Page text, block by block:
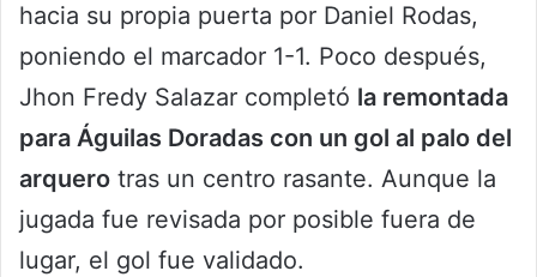
hacia su propia puerta por Daniel Rodas,
poniendo el marcador 1-1. Poco después,
Jhon Fredy Salazar completó la remontada
para Águilas Doradas con un gol al palo del
arquero tras un centro rasante. Aunque la
jugada fue revisada por posible fuera de
lugar, el gol fue validado.